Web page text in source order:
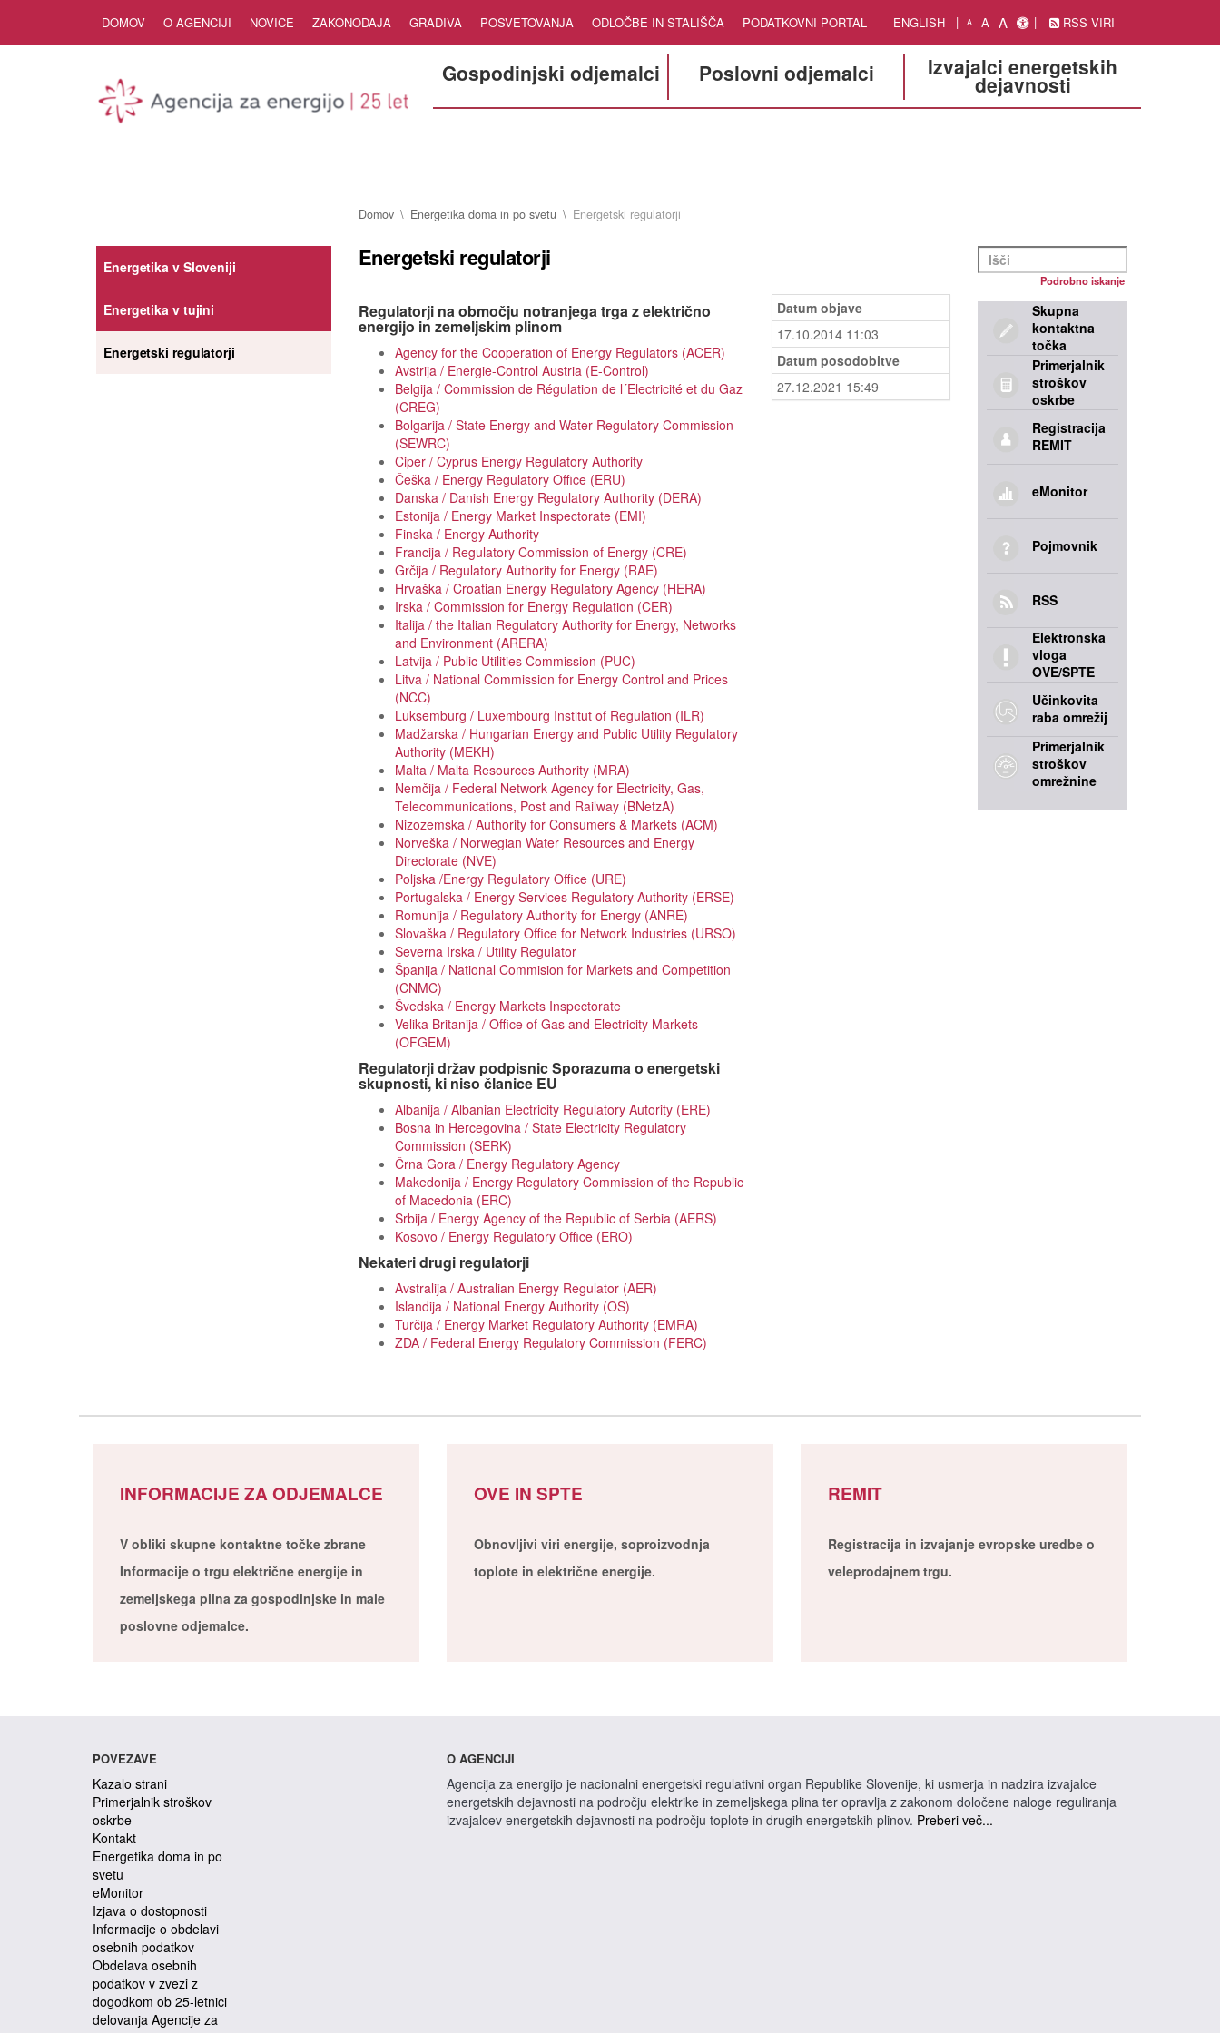
DOMOV O AGENCIJI NOVICE ZAKONODAJA GRADIVA POSVETOVANJA ODLOČBE IN STALIŠČA PODATKOVNI PORTAL ENGLISH A A A RSS VIRI
Gospodinjski odjemalci Poslovni odjemalci Izvajalci energetskih
dejavnosti
Domov Energetika doma in po svetu Energetski regulatorji
Energetika v Sloveniji
Energetika v tujini
Energetski regulatorji
Energetski regulatorji
Regulatorji na območju notranjega trga z električno
energijo in zemeljskim plinom
Agency for the Cooperation of Energy Regulators (ACER)
Avstrija / Energie-Control Austria (E-Control)
Belgija / Commission de Régulation de l´Electricité et du Gaz
(CREG)
Bolgarija / State Energy and Water Regulatory Commission
(SEWRC)
Ciper / Cyprus Energy Regulatory Authority
Češka / Energy Regulatory Office (ERU)
Danska / Danish Energy Regulatory Authority (DERA)
Estonija / Energy Market Inspectorate (EMI)
Finska / Energy Authority
Francija / Regulatory Commission of Energy (CRE)
Grčija / Regulatory Authority for Energy (RAE)
Hrvaška / Croatian Energy Regulatory Agency (HERA)
Irska / Commission for Energy Regulation (CER)
Italija / the Italian Regulatory Authority for Energy, Networks
and Environment (ARERA)
Latvija / Public Utilities Commission (PUC)
Litva / National Commission for Energy Control and Prices
(NCC)
Luksemburg / Luxembourg Institut of Regulation (ILR)
Madžarska / Hungarian Energy and Public Utility Regulatory
Authority (MEKH)
Malta / Malta Resources Authority (MRA)
Nemčija / Federal Network Agency for Electricity, Gas,
Telecommunications, Post and Railway (BNetzA)
Nizozemska / Authority for Consumers & Markets (ACM)
Norveška / Norwegian Water Resources and Energy
Directorate (NVE)
Poljska /Energy Regulatory Office (URE)
Portugalska / Energy Services Regulatory Authority (ERSE)
Romunija / Regulatory Authority for Energy (ANRE)
Slovaška / Regulatory Office for Network Industries (URSO)
Severna Irska / Utility Regulator
Španija / National Commision for Markets and Competition
(CNMC)
Švedska / Energy Markets Inspectorate
Velika Britanija / Office of Gas and Electricity Markets
(OFGEM)
Regulatorji držav podpisnic Sporazuma o energetski
skupnosti, ki niso članice EU
Albanija / Albanian Electricity Regulatory Autority (ERE)
Bosna in Hercegovina / State Electricity Regulatory
Commission (SERK)
Črna Gora / Energy Regulatory Agency
Makedonija / Energy Regulatory Commission of the Republic
of Macedonia (ERC)
Srbija / Energy Agency of the Republic of Serbia (AERS)
Kosovo / Energy Regulatory Office (ERO)
Nekateri drugi regulatorji
Avstralija / Australian Energy Regulator (AER)
Islandija / National Energy Authority (OS)
Turčija / Energy Market Regulatory Authority (EMRA)
ZDA / Federal Energy Regulatory Commission (FERC)
Datum objave
17.10.2014 11:03
Datum posodobitve
27.12.2021 15:49
Podrobno iskanje
Skupna
kontaktna
točka
Primerjalnik
stroškov
oskrbe
Registracija
REMIT
eMonitor
Pojmovnik
RSS
Elektronska
vloga
OVE/SPTE
Učinkovita
raba omrežij
Primerjalnik
stroškov
omrežnine
INFORMACIJE ZA ODJEMALCE
V obliki skupne kontaktne točke zbrane
Informacije o trgu električne energije in
zemeljskega plina za gospodinjske in male
poslovne odjemalce.
OVE IN SPTE
Obnovljivi viri energije, soproizvodnja
toplote in električne energije.
REMIT
Registracija in izvajanje evropske uredbe o
veleprodajnem trgu.
POVEZAVE
Kazalo strani
Primerjalnik stroškov
oskrbe
Kontakt
Energetika doma in po
svetu
eMonitor
Izjava o dostopnosti
Informacije o obdelavi
osebnih podatkov
Obdelava osebnih
podatkov v zvezi z
dogodkom ob 25-letnici
delovanja Agencije za
O AGENCIJI
Agencija za energijo je nacionalni energetski regulativni organ Republike Slovenije, ki usmerja in nadzira izvajalce
energetskih dejavnosti na področju elektrike in zemeljskega plina ter opravlja z zakonom določene naloge reguliranja
izvajalcev energetskih dejavnosti na področju toplote in drugih energetskih plinov. Preberi več...